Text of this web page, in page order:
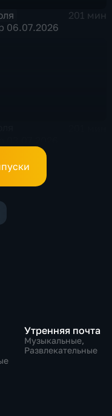
201 мин
06.07.2026
Утренняя почта
Музыкальные,
Развлекательные